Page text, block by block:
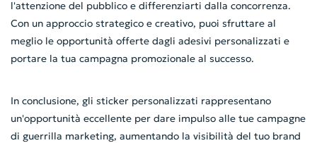
l'attenzione del pubblico e differenziarti dalla concorrenza.
Con un approccio strategico e creativo, puoi sfruttare al
meglio le opportunità offerte dagli adesivi personalizzati e
portare la tua campagna promozionale al successo.
In conclusione, gli sticker personalizzati rappresentano
un'opportunità eccellente per dare impulso alle tue campagne
di guerrilla marketing, aumentando la visibilità del tuo brand